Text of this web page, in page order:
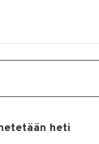
heti